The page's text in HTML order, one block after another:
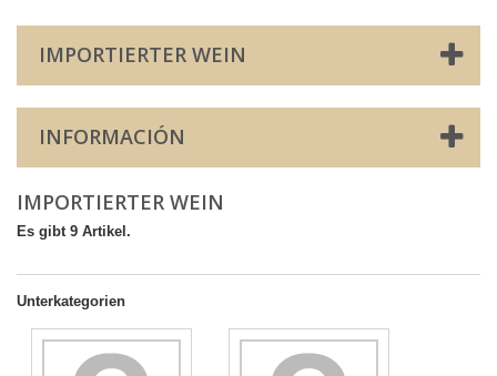
IMPORTIERTER WEIN
INFORMACIÓN
IMPORTIERTER WEIN
Es gibt 9 Artikel.
Unterkategorien